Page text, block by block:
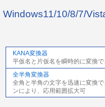
Windows11/10/8/7/
KANA変換器
平仮名と片仮名を瞬時的に変換
全半角変換器
全角と半角の文字を迅速に変換
ンにより、応用範囲拡大可